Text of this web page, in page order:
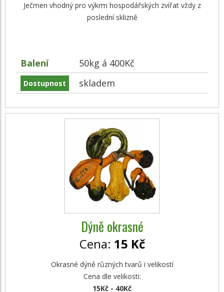
Ječmen vhodný pro výkrm hospodářských zvířat vždy z
poslední sklizně
Balení 50kg á 400Kč
Dostupnost skladem
Dýně okrasné
Cena: 15 Kč
Okrasné dýně různých tvarů i velikostí
Cena dle velikosti:
15Kč - 40Kč